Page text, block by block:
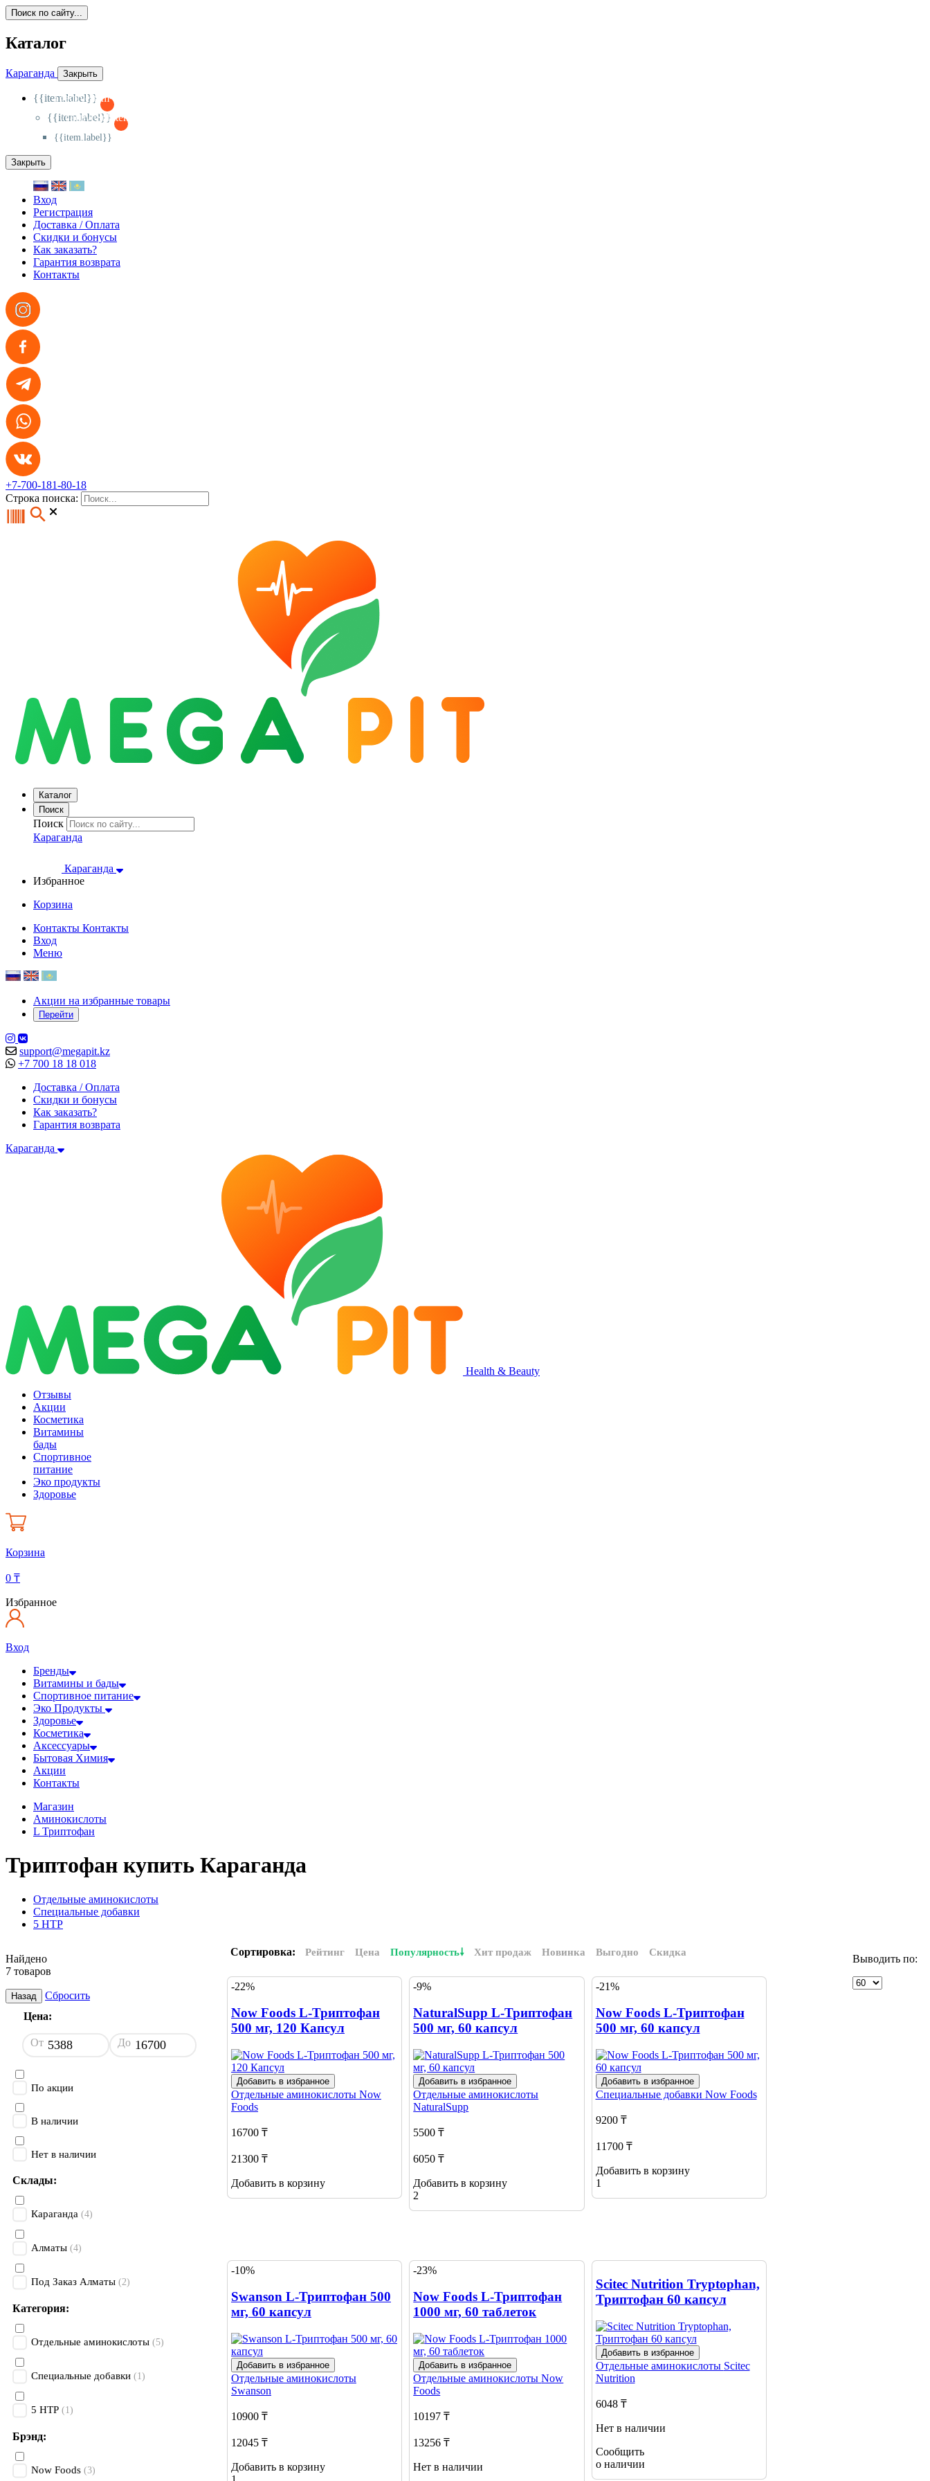
Поиск по сайту...
Каталог
Караганда Закрыть
{{item.label}}
{{activeItem==item.id?'-
{{item.label}}
{{activeSubitem==item.id?'-
{{item.label}}
Закрыть
Вход
Регистрация
Доставка / Оплата
Скидки и бонусы
Как заказать?
Гарантия возврата
Контакты
+7-700-181-80-18
Строка поиска:
Каталог
Поиск
Поиск
Караганда
Караганда
Избранное
Корзина
Контакты Контакты
Вход
Меню
Акции на избранные товары
Перейти
support@megapit.kz
+7 700 18 18 018
Доставка / Оплата
Скидки и бонусы
Как заказать?
Гарантия возврата
Караганда
Health & Beauty
Отзывы
Акции
Косметика
Витамины
бады
Спортивное
питание
Эко продукты
Здоровье
Корзина
0 ₸
Избранное
Вход
Бренды
Витамины и бады
Спортивное питание
Эко Продукты
Здоровье
Косметика
Аксессуары
Бытовая Химия
Акции
Контакты
Магазин
Аминокислоты
L Триптофан
Триптофан купить Караганда
Отдельные аминокислоты
Специальные добавки
5 HTP
Сортировка: Рейтинг Цена Популярность Хит продаж Новинка Выгодно Скидка
Выводить по:
Найдено
7 товаров
Назад
Сбросить
Цена:
От До
По акции
В наличии
Нет в наличии
Склады:
Караганда (4)
Алматы (4)
Под Заказ Алматы (2)
Категория:
Отдельные аминокислоты (5)
Специальные добавки (1)
5 HTP (1)
Брэнд:
Now Foods (3)
-22%
Now Foods L-Триптофан
500 мг, 120 Капсул
Добавить в избранное
Отдельные аминокислоты Now
Foods
16700 ₸
21300 ₸
Добавить в корзину
-9%
NaturalSupp L-Триптофан
500 мг, 60 капсул
Добавить в избранное
Отдельные аминокислоты
NaturalSupp
5500 ₸
6050 ₸
Добавить в корзину
2
-21%
Now Foods L-Триптофан
500 мг, 60 капсул
Добавить в избранное
Специальные добавки Now Foods
9200 ₸
11700 ₸
Добавить в корзину
1
-10%
Swanson L-Триптофан 500
мг, 60 капсул
Добавить в избранное
Отдельные аминокислоты
Swanson
10900 ₸
12045 ₸
Добавить в корзину
-23%
Now Foods L-Триптофан
1000 мг, 60 таблеток
Добавить в избранное
Отдельные аминокислотыNow
Foods
10197 ₸
13256 ₸
Нет в наличии
Scitec Nutrition Tryptophan,
Триптофан 60 капсул
Добавить в избранное
Отдельные аминокислоты Scitec
Nutrition
6048 ₸
Нет в наличии
Сообщить
о наличии